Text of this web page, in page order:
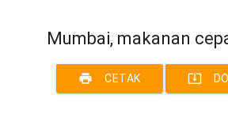
Mumbai, makanan
print CETAK system_update_alt